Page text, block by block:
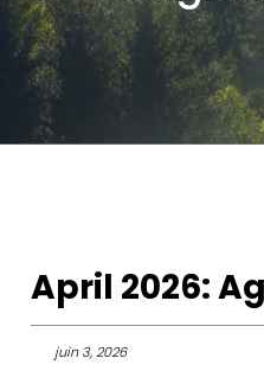
April 2026:
juin 3, 2026